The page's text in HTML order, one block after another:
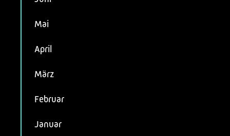
Mai
April
März
Februar
Januar